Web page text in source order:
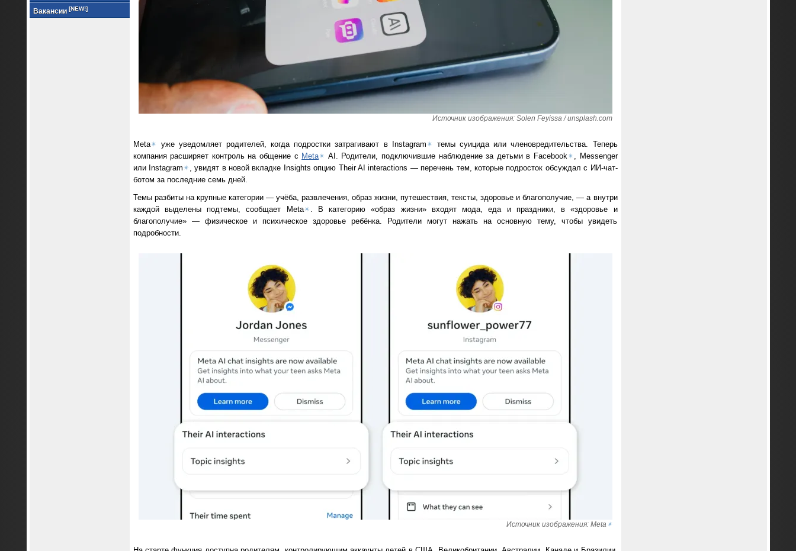
Вакансии [NEW!]
Источник изображения: Solen Feyissa / unsplash.com
Meta✴ уже уведомляет родителей, когда подростки затрагивают в Instagram✴ темы суицида или членовредительства. Теперь
компания расширяет контроль на общение с Meta✴ AI. Родители, подключившие наблюдение за детьми в Facebook✴ , Messenger
или Instagram✴ , увидят в новой вкладке Insights опцию Their AI interactions — перечень тем, которые подросток обсуждал с ИИ-чат-
ботом за последние семь дней.
Темы разбиты на крупные категории — учёба, развлечения, образ жизни, путешествия, тексты, здоровье и благополучие, — а внутри
каждой выделены подтемы, сообщает Meta✴ . В категорию «образ жизни» входят мода, еда и праздники, в «здоровье и
благополучие» — физическое и психическое здоровье ребёнка. Родители могут нажать на основную тему, чтобы увидеть
подробности.
Источник изображения: Meta ✴